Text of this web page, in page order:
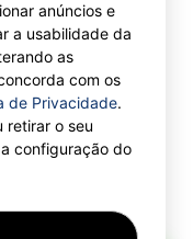
Limited.
anúncios e
a usabilidade da
as
com os
de Privacidade.
retirar o seu
configuração do